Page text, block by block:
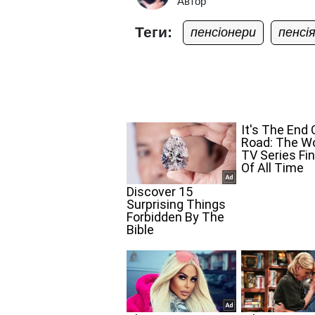
Теги: пенсіонери пенсія